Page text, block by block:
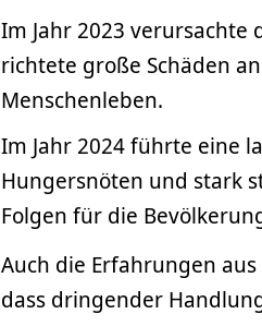
Im Jahr 2023 verursachte
richtete große Schäden
Menschenleben.
Im Jahr 2024 führte eine
Hungersnöten und stark
Folgen für die
Auch die Erfahrungen
dass dringender